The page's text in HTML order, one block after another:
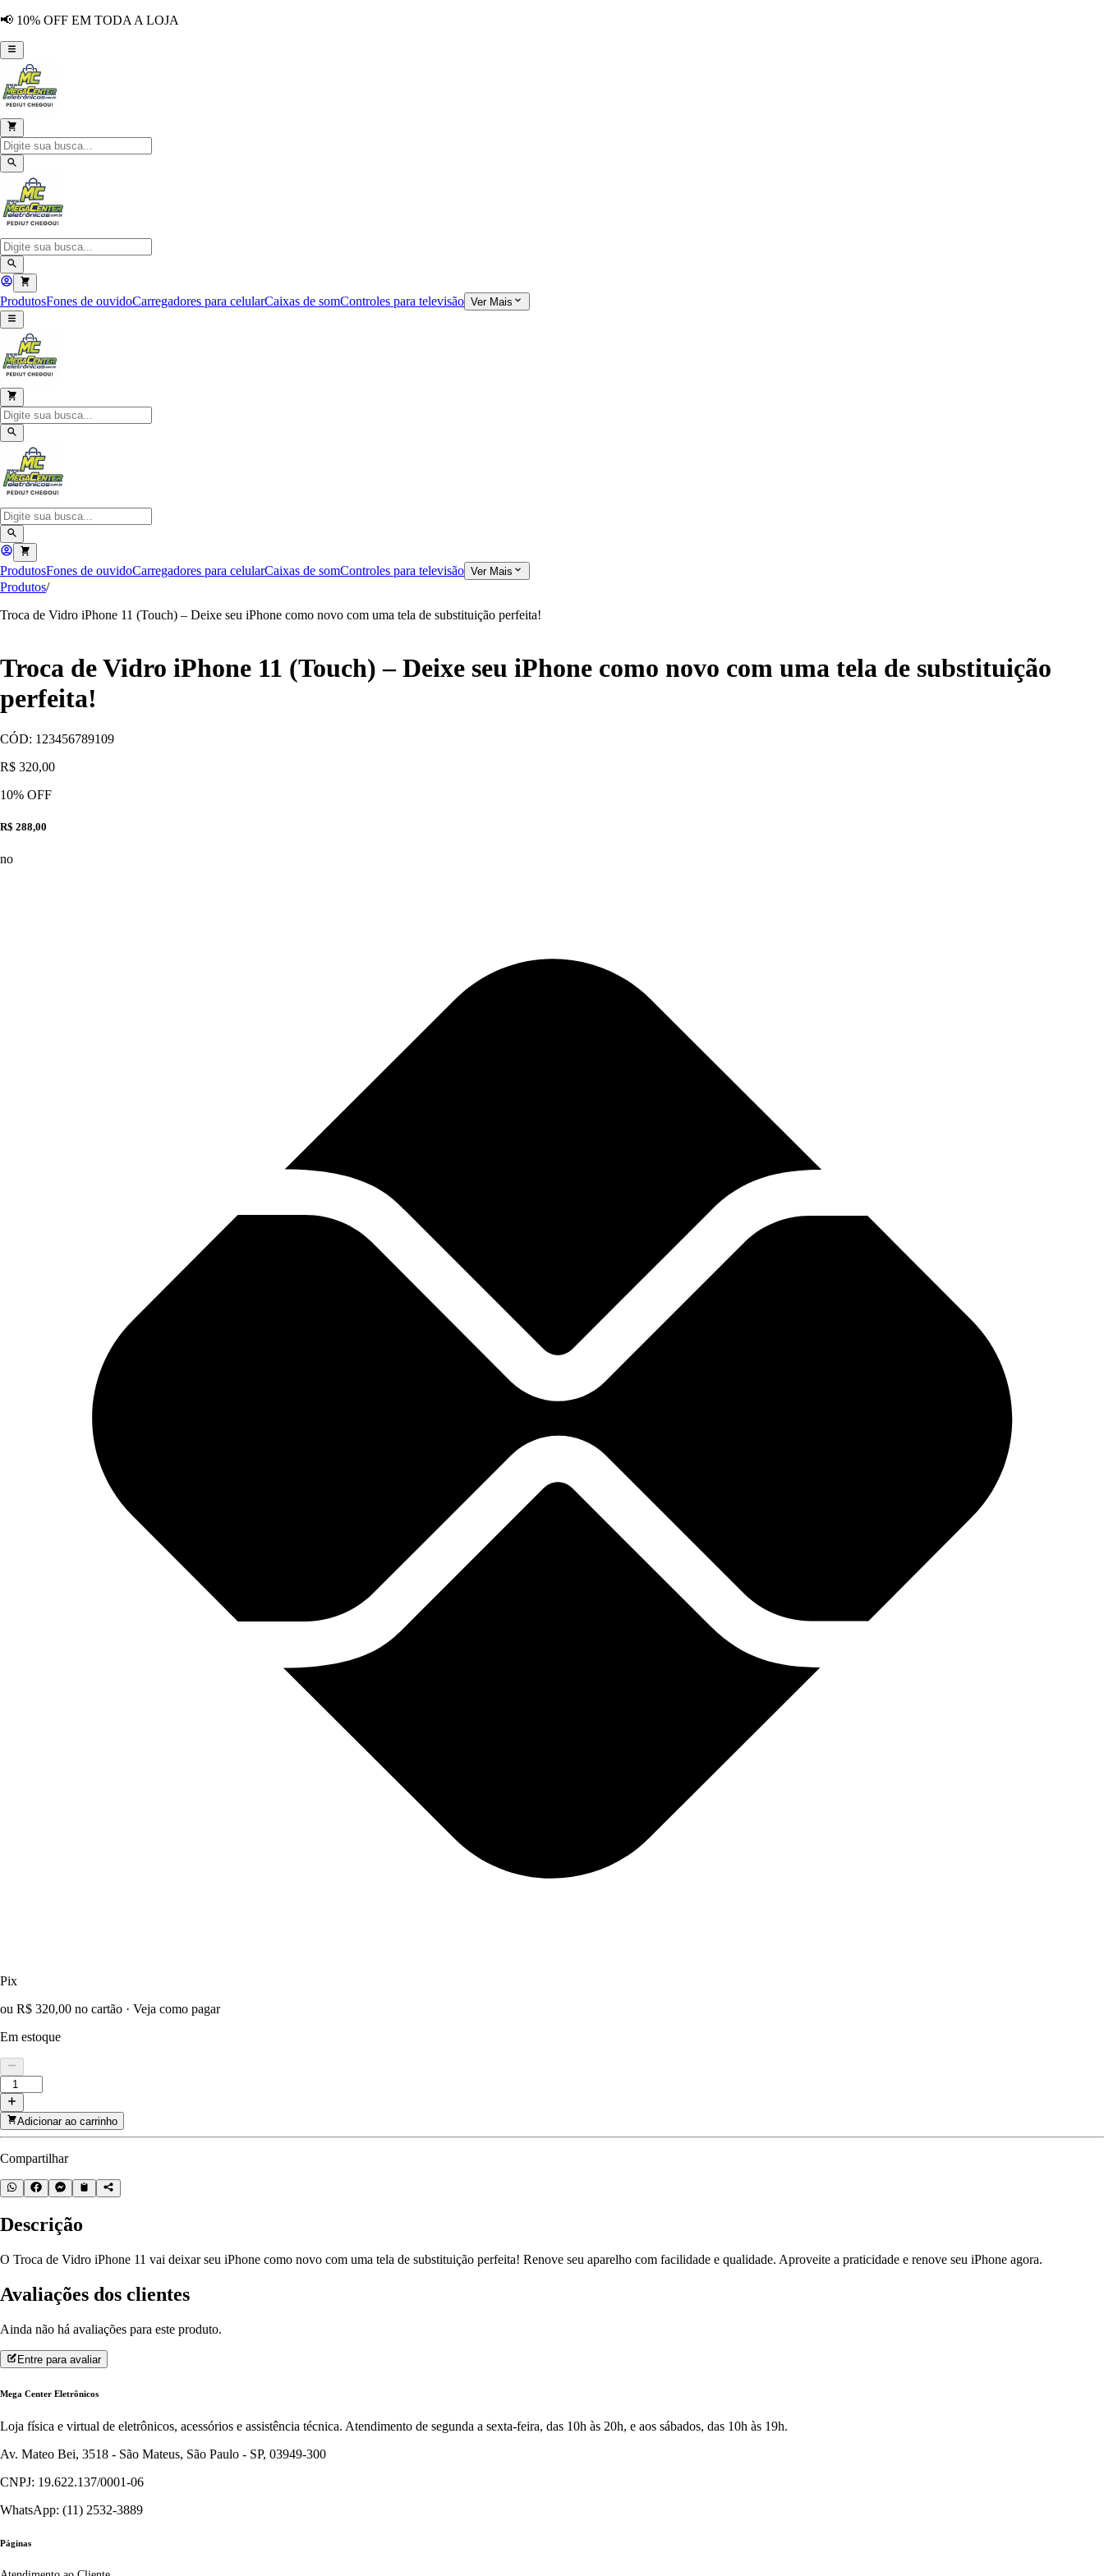
📢 10% OFF EM TODA A LOJA
ProdutosFones de ouvidoCarregadores para celularCaixas de somControles para televisão Ver Mais
ProdutosFones de ouvidoCarregadores para celularCaixas de somControles para televisão Ver Mais
Produtos/
Troca de Vidro iPhone 11 (Touch) – Deixe seu iPhone como novo com uma tela de substituição perfeita!
Troca de Vidro iPhone 11 (Touch) – Deixe seu iPhone como novo com uma tela de substituição
perfeita!
CÓD: 123456789109
R$ 320,00
10% OFF
R$ 288,00
no
Pix
ou R$ 320,00 no cartão · Veja como pagar
Em estoque
Adicionar ao carrinho
Compartilhar
Descrição
O Troca de Vidro iPhone 11 vai deixar seu iPhone como novo com uma tela de substituição perfeita! Renove seu aparelho com facilidade e qualidade. Aproveite a praticidade e renove seu iPhone agora.
Avaliações dos clientes
Ainda não há avaliações para este produto.
Entre para avaliar
Mega Center Eletrônicos
Loja física e virtual de eletrônicos, acessórios e assistência técnica. Atendimento de segunda a sexta-feira, das 10h às 20h, e aos sábados, das 10h às 19h.
Av. Mateo Bei, 3518 - São Mateus, São Paulo - SP, 03949-300
CNPJ: 19.622.137/0001-06
WhatsApp: (11) 2532-3889
Páginas